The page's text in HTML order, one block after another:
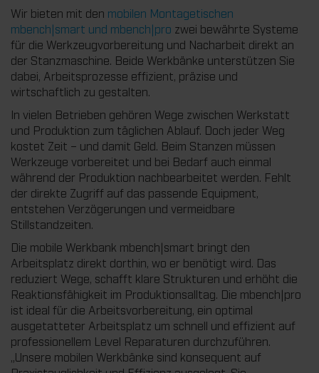
Wir bieten mit den mobilen Montagetischen
mbench|smart und mbench|pro zwei bewährte Systeme
für die Werkzeugvorbereitung und Nacharbeit direkt an
der Stanzmaschine. Beide Werkbänke unterstützen Sie
dabei, Arbeitsprozesse effizient, präzise und
wirtschaftlich zu gestalten.
In vielen Betrieben gehören Wege zwischen Werkstatt
und Produktion zum täglichen Ablauf. Doch jeder Weg
kostet Zeit – und damit Geld. Beim Stanzen müssen
Werkzeuge vorbereitet und bei Bedarf auch einmal
während der Produktion nachbearbeitet werden. Fehlt
der direkte Zugriff auf das passende Equipment,
entstehen Verzögerungen und vermeidbare
Stillstandzeiten.
Die mobile Werkbank mbench|smart bringt den
Arbeitsplatz direkt dorthin, wo er benötigt wird. Das
reduziert Wege, schafft klare Strukturen und erhöht die
Reaktionsfähigkeit im Produktionsalltag. Die mbench|pro
ist ideal für die Arbeitsvorbereitung, ein optimal
ausgetatteter Arbeitsplatz um schnell und effizient auf
professionellem Level Reparaturen durchzuführen.
„Unsere mobilen Werkbänke sind konsequent auf